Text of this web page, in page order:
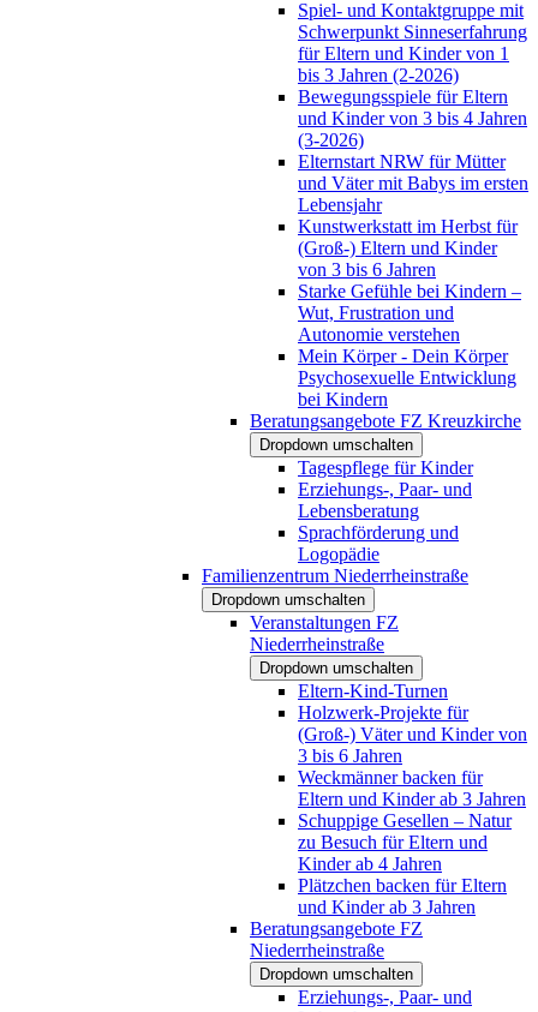
Spiel- und Kontaktgruppe mit
Schwerpunkt Sinneserfahrung
für Eltern und Kinder von 1
bis 3 Jahren (2-2026)
Bewegungsspiele für Eltern
und Kinder von 3 bis 4 Jahren
(3-2026)
Elternstart NRW für Mütter
und Väter mit Babys im ersten
Lebensjahr
Kunstwerkstatt im Herbst für
(Groß-) Eltern und Kinder
von 3 bis 6 Jahren
Starke Gefühle bei Kindern –
Wut, Frustration und
Autonomie verstehen
Mein Körper - Dein Körper
Psychosexuelle Entwicklung
bei Kindern
Beratungsangebote FZ Kreuzkirche
Dropdown umschalten
Tagespflege für Kinder
Erziehungs-, Paar- und
Lebensberatung
Sprachförderung und
Logopädie
Familienzentrum Niederrheinstraße
Dropdown umschalten
Veranstaltungen FZ
Niederrheinstraße
Dropdown umschalten
Eltern-Kind-Turnen
Holzwerk-Projekte für
(Groß-) Väter und Kinder von
3 bis 6 Jahren
Weckmänner backen für
Eltern und Kinder ab 3 Jahren
Schuppige Gesellen – Natur
zu Besuch für Eltern und
Kinder ab 4 Jahren
Plätzchen backen für Eltern
und Kinder ab 3 Jahren
Beratungsangebote FZ
Niederrheinstraße
Dropdown umschalten
Erziehungs-, Paar- und